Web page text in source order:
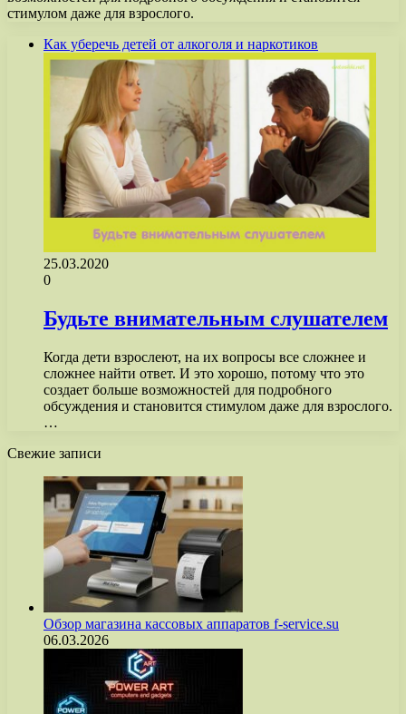
стимулом даже для взрослого.
Как уберечь детей от алкоголя и наркотиков
25.03.2020
0
Будьте внимательным слушателем
Когда дети взрослеют, на их вопросы все сложнее и
сложнее найти ответ. И это хорошо, потому что это
создает больше возможностей для подробного
обсуждения и становится стимулом даже для взрослого.
…
Свежие записи
Обзор магазина кассовых аппаратов f-service.su
06.03.2026